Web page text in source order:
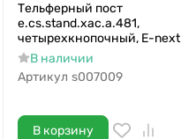
Тельферный пост
e.cs.stand.xac.a.481,
четырехкнопочный, E-next
В наличии
Артикул s007009
В корзину